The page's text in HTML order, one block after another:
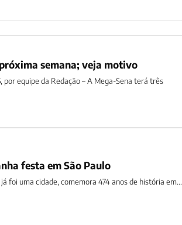
semana; veja motivo
por equipe da Redação – A Mega-Sena terá três
festa em São Paulo
foi uma cidade, comemora 474 anos de história em...